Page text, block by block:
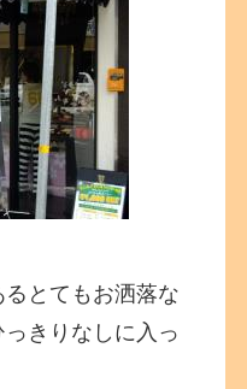
とてもお洒落な
きりなしに入っ